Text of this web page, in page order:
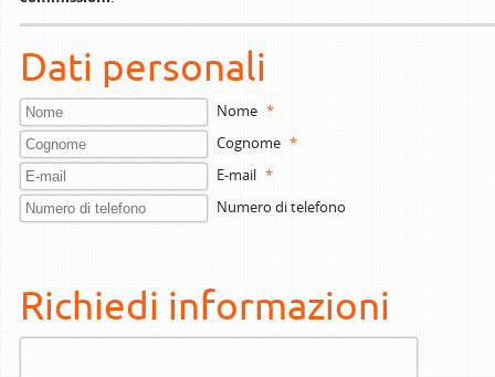
Dati personali
Nome *
Cognome *
E-mail *
Numero di telefono
Richiedi informazioni